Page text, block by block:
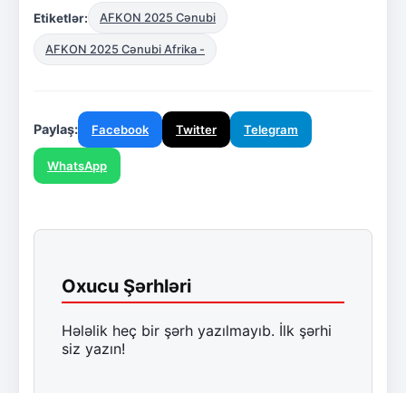
Etiketlər: AFKON 2025 Cənubi
AFKON 2025 Cənubi Afrika -
Paylaş: Facebook Twitter Telegram
WhatsApp
Oxucu Şərhləri
Hələlik heç bir şərh yazılmayıb. İlk şərhi
siz yazın!